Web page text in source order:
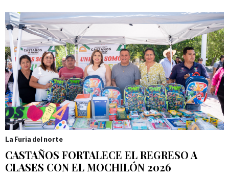
La Furia del norte
CASTAÑOS FORTALECE EL REGRESO A
CLASES CON EL MOCHILÓN 2026